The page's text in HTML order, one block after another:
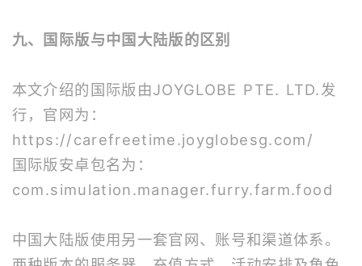
九、国际版与中国大陆版的区别
本文介绍的国际版由JOYGLOBE PTE. LTD.发
行，官网为：
https://carefreetime.joyglobesg.com/
国际版安卓包名为：
com.simulation.manager.furry.farm.food
中国大陆版使用另一套官网、账号和渠道体系。